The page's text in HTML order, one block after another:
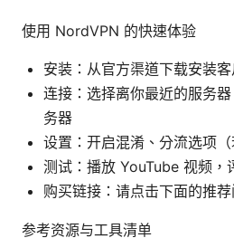
使用 NordVPN 的快速体验
安装：从官方渠道下载安装
连接：选择离你最近的服务
务器
设置：开启混淆、分流选项（
测试：播放 YouTube 视频，
购买链接：请点击下面的推
参考资源与工具清单